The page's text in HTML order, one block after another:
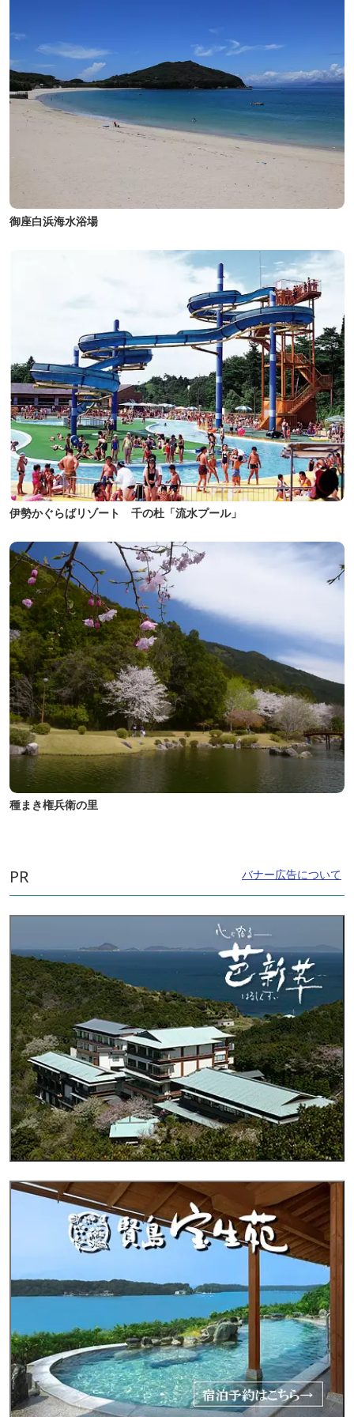
御座白浜海水浴場
伊勢かぐらばリゾート 千の杜「流水プール」
種まき権兵衛の里
PR バナー広告について